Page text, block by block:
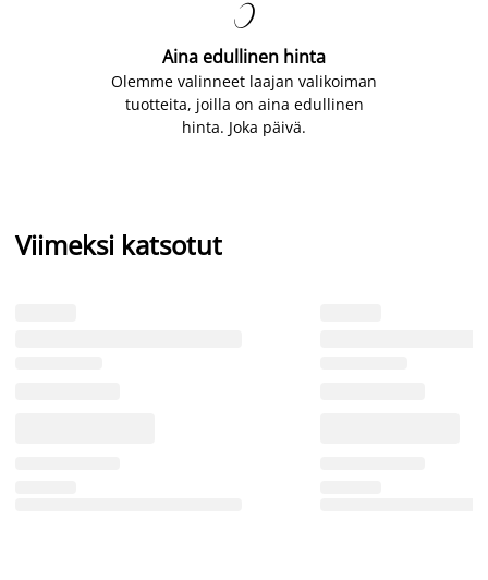

Aina edullinen hinta
Olemme valinneet laajan valikoiman
tuotteita, joilla on aina edullinen
hinta. Joka päivä.
Viimeksi katsotut